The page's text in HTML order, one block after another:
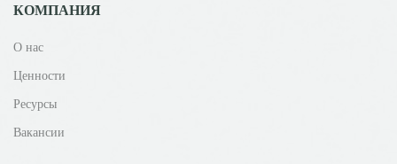
КОМПАНИЯ
О нас
Ценности
Ресурсы
Вакансии